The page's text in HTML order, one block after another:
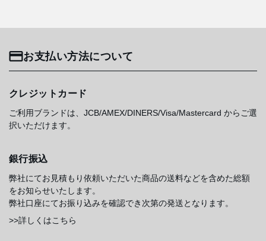
お支払い方法について
クレジットカード
ご利用ブランドは、JCB/AMEX/DINERS/Visa/Mastercard からご選
択いただけます。
銀行振込
弊社にてお見積もり依頼いただいた商品の送料などを含めた総額
をお知らせいたします。
弊社口座にてお振り込みを確認でき次第の発送となります。
>>詳しくはこちら